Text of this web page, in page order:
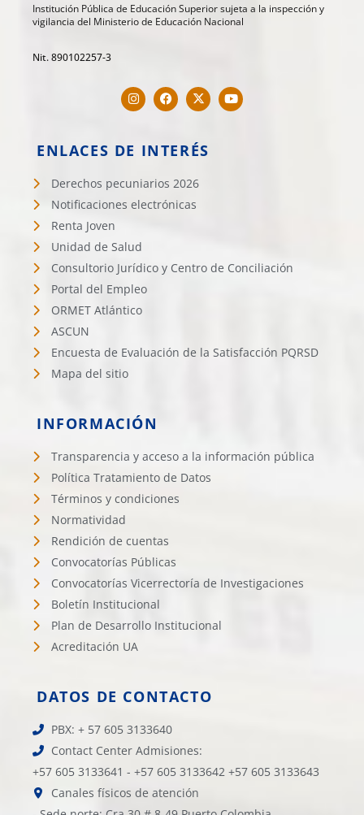
Institución Pública de Educación Superior sujeta a la inspección y
vigilancia del Ministerio de Educación Nacional
Nit. 890102257-3
ENLACES DE INTERÉS
Derechos pecuniarios 2026
Notificaciones electrónicas
Renta Joven
Unidad de Salud
Consultorio Jurídico y Centro de Conciliación
Portal del Empleo
ORMET Atlántico
ASCUN
Encuesta de Evaluación de la Satisfacción PQRSD
Mapa del sitio
INFORMACIÓN
Transparencia y acceso a la información pública
Política Tratamiento de Datos
Términos y condiciones
Normatividad
Rendición de cuentas
Convocatorías Públicas
Convocatorías Vicerrectoría de Investigaciones
Boletín Institucional
Plan de Desarrollo Institucional
Acreditación UA
DATOS DE CONTACTO
PBX: + 57 605 3133640
Contact Center Admisiones:
+57 605 3133641 - +57 605 3133642 +57 605 3133643
Canales físicos de atención